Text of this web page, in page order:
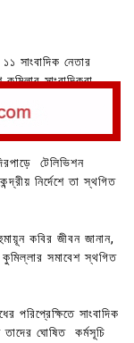
সাংবাদিক নেতার
সাংবাদিকরা
টেলিভিশন
নির্দেশে তা স্থগিত
কবির জীবন জানান,
কুমিল্লার সমাবেশ স্থগিত
পরিপ্রেক্ষিতে সাংবাদিক
তাদের ঘোষিত কর্মসূচি